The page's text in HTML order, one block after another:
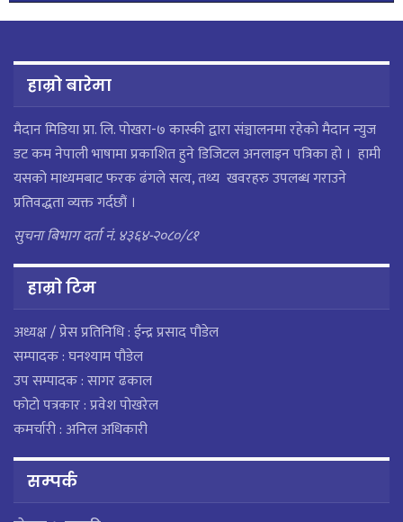
हाम्रो बारेमा
मैदान मिडिया प्रा. लि. पाेखरा-७ कास्की द्वारा संञ्चालनमा रहेको मैदान न्युज
डट कम नेपाली भाषामा प्रकाशित हुने डिजिटल अनलाइन पत्रिका हो । हामी
यसको माध्यमबाट फरक ढंगले सत्य, तथ्य खवरहरु उपलब्ध गराउने
प्रतिवद्धता व्यक्त गर्दछौं ।
सुचना बिभाग दर्ता नं. ४३६४-२०८०/८१
हाम्राे टिम
अध्यक्ष / प्रेस प्रतिनिधि : ईन्द्र प्रसाद पौडेल
सम्पादक : घनश्याम पौडेल
उप सम्पादक : सागर ढकाल
फोटो पत्रकार : प्रवेश पोखरेल
कमर्चारी : अनिल अधिकारी
सम्पर्क